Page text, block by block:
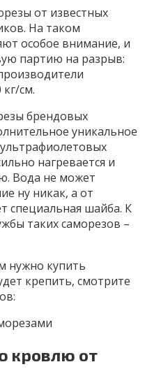
от известных
На таком
особое внимание, и
партию на разрыв:
см.
брендовых
уникальное
нагревается и
Вода не может
ну никак, а от
специальная шайба. К
таких саморезов –
нужно купить
крепить, смотрите
кровлю от